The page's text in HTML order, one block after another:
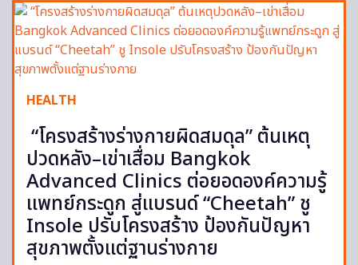
HEALTH
“โครงสร้างร่างกายผิดสมดุล” ต้นเหตุ
ปวดหลัง–เข่าเสื่อม Bangkok
Advanced Clinics ต่อยอดองค์ความรู้
แพทย์กระดูก สู่แบรนด์ “Cheetah” ชู
Insole ปรับโครงสร้าง ป้องกันปัญหา
สุขภาพตั้งแต่ฐานร่างกาย